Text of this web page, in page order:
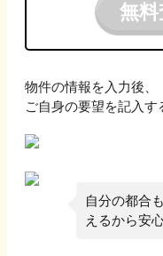
無
物件の情報を入力後
ご自身の要望を記入す
自分の都合
えるから安